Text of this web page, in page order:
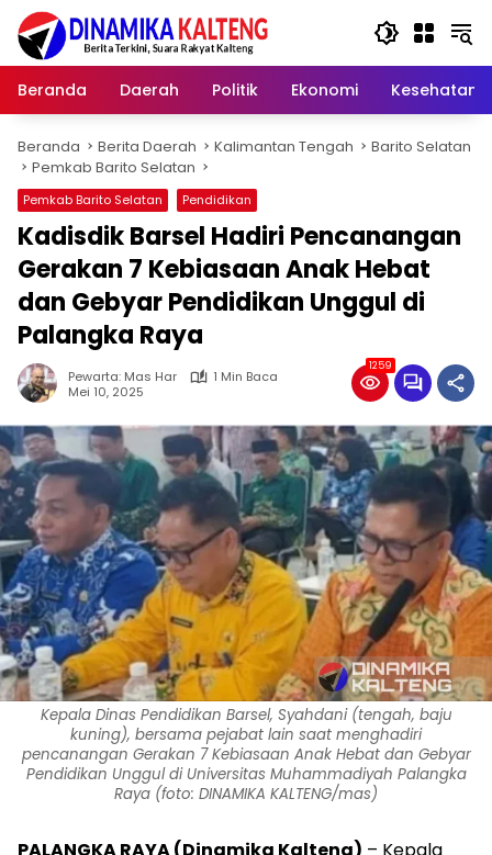
Langsung
konten
Beranda
Daerah Politik Ekonomi Kesehatan
Beranda Berita Daerah Kalimantan Tengah
Barito Selatan
Pemkab Barito Selatan
Pemkab Barito Selatan Pendidikan
Kadisdik Barsel Hadiri Pencanangan
Gerakan 7 Kebiasaan Anak Hebat
dan Gebyar Pendidikan Unggul di
Palangka Raya
Pewarta: Mas Har
1 Min Baca
Mei 10, 2025
1259
Kepala Dinas Pendidikan Barsel, Syahdani (tengah, baju
kuning), bersama pejabat lain saat menghadiri
pencanangan Gerakan 7 Kebiasaan Anak Hebat dan Gebyar
Pendidikan Unggul di Universitas Muhammadiyah Palangka
Raya (foto: DINAMIKA KALTENG/mas)